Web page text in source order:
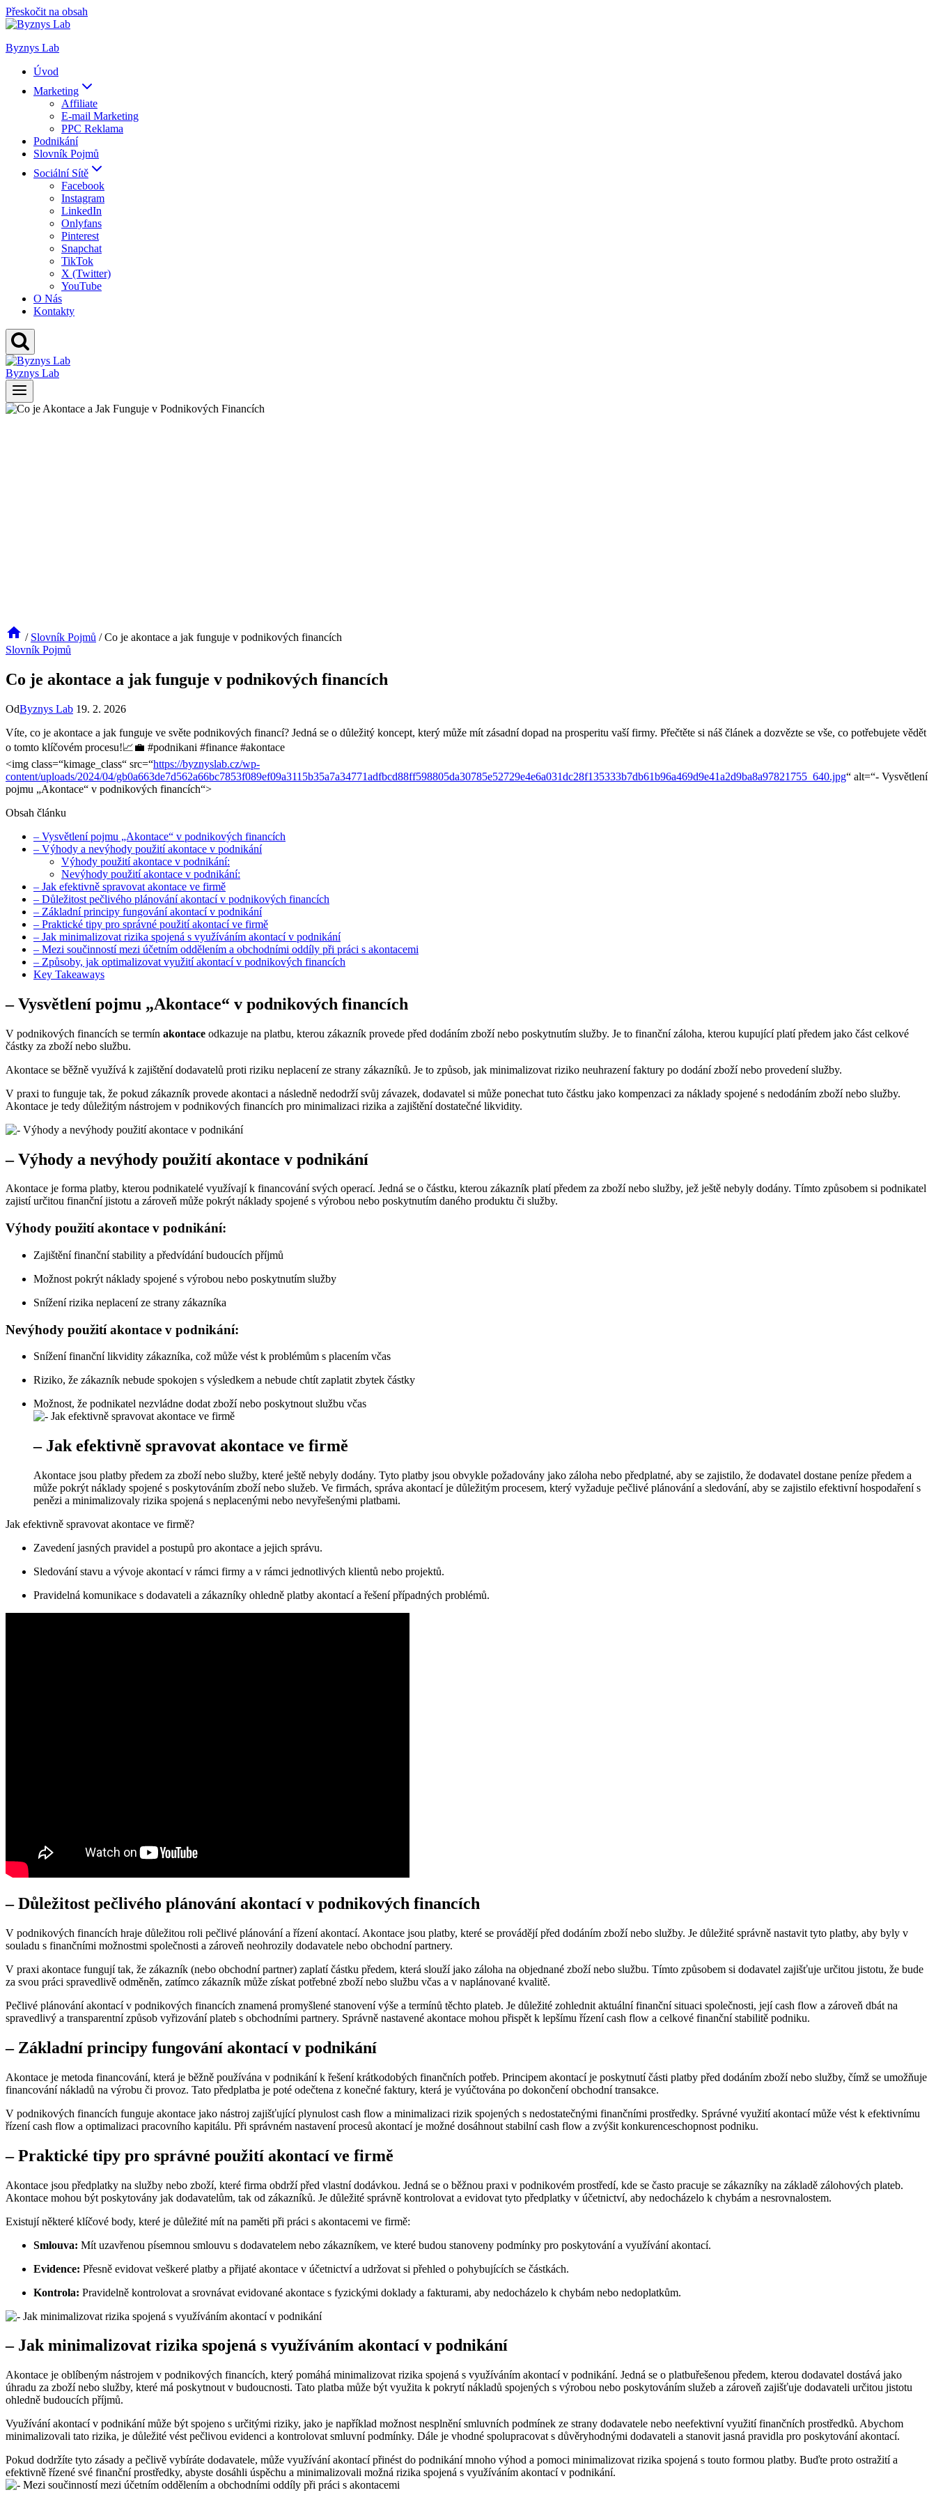
Přeskočit na obsah
Byznys Lab
Úvod
Marketing
Affiliate
E-mail Marketing
PPC Reklama
Podnikání
Slovník Pojmů
Sociální Sítě
Facebook
Instagram
LinkedIn
Onlyfans
Pinterest
Snapchat
TikTok
X (Twitter)
YouTube
O Nás
Kontakty
Byznys Lab
/ Slovník Pojmů / Co je akontace a jak funguje v podnikových financích
Slovník Pojmů
Co je akontace a jak funguje v podnikových financích
OdByznys Lab 19. 2. 2026
Víte, co je akontace a jak funguje ve světe podnikových financí? Jedná se o důležitý koncept, který může mít zásadní dopad na prosperitu vaší firmy. Přečtěte si náš článek a dozvězte se vše, co potřebujete vědět
o tomto klíčovém procesu!📈💼 #podnikani #finance #akontace
<img class=“kimage_class“ src=“https://byznyslab.cz/wp-
content/uploads/2024/04/gb0a663de7d562a66bc7853f089ef09a3115b35a7a34771adfbcd88ff598805da30785e52729e4e6a031dc28f135333b7db61b96a469d9e41a2d9ba8a97821755_640.jpg“ alt=“- Vysvětlení
pojmu „Akontace“ v podnikových financích“>
Obsah článku
– Vysvětlení pojmu „Akontace“ v podnikových financích
– Výhody a nevýhody použití akontace v podnikání
Výhody použití akontace v podnikání:
Nevýhody použití akontace v podnikání:
– Jak efektivně spravovat akontace ve firmě
– Důležitost pečlivého plánování akontací v podnikových financích
– Základní principy fungování akontací v podnikání
– Praktické tipy pro správné použití akontací ve firmě
– Jak minimalizovat rizika spojená s využíváním akontací v podnikání
– Mezi součinností mezi účetním oddělením a obchodními oddíly při práci s akontacemi
– Způsoby, jak optimalizovat využití akontací v podnikových financích
Key Takeaways
– Vysvětlení pojmu „Akontace“ v podnikových financích
V podnikových financích se termín akontace odkazuje na platbu, kterou zákazník provede před dodáním zboží nebo poskytnutím služby. Je to finanční záloha, kterou kupující platí předem jako část celkové
částky za zboží nebo službu.
Akontace se běžně využívá k zajištění dodavatelů proti riziku neplacení ze strany zákazníků. Je to způsob, jak minimalizovat riziko neuhrazení faktury po dodání zboží nebo provedení služby.
V praxi to funguje tak, že pokud zákazník provede akontaci a následně nedodrží svůj závazek, dodavatel si může ponechat tuto částku jako kompenzaci za náklady spojené s nedodáním zboží nebo služby.
Akontace je tedy důležitým nástrojem v podnikových financích pro minimalizaci rizika a zajištění dostatečné likvidity.
– Výhody a nevýhody použití akontace v podnikání
Akontace je forma platby, kterou podnikatelé využívají k financování svých operací. Jedná se o částku, kterou zákazník platí předem za zboží nebo služby, jež ještě nebyly dodány. Tímto způsobem si podnikatel
zajistí určitou finanční jistotu a zároveň může pokrýt náklady spojené s výrobou nebo poskytnutím daného produktu či služby.
Výhody použití akontace v podnikání:
Zajištění finanční stability a předvídání budoucích příjmů
Možnost pokrýt náklady spojené s výrobou nebo poskytnutím služby
Snížení rizika neplacení ze strany zákazníka
Nevýhody použití akontace v podnikání:
Snížení finanční likvidity zákazníka, což může vést k problémům s placením včas
Riziko, že zákazník nebude spokojen s výsledkem a nebude chtít zaplatit zbytek částky
Možnost, že podnikatel nezvládne dodat zboží nebo poskytnout službu včas
– Jak efektivně spravovat akontace ve firmě
Akontace jsou platby předem za zboží nebo služby, které ještě nebyly dodány. Tyto platby jsou obvykle požadovány jako záloha nebo předplatné, aby se zajistilo, že dodavatel dostane peníze předem a
může pokrýt náklady spojené s poskytováním zboží nebo služeb. Ve firmách, správa akontací je důležitým procesem, který vyžaduje pečlivé plánování a sledování, aby se zajistilo efektivní hospodaření s
penězi a minimalizovaly rizika spojená s neplacenými nebo nevyřešenými platbami.
Jak efektivně spravovat akontace ve firmě?
Zavedení jasných pravidel a postupů pro akontace a jejich správu.
Sledování stavu a vývoje akontací v rámci firmy a v rámci jednotlivých klientů nebo projektů.
Pravidelná komunikace s dodavateli a zákazníky ohledně platby akontací a řešení případných problémů.
– Důležitost pečlivého plánování akontací v podnikových financích
V podnikových financích hraje důležitou roli pečlivé plánování a řízení akontací. Akontace jsou platby, které se provádějí před dodáním zboží nebo služby. Je důležité správně nastavit tyto platby, aby byly v
souladu s finančními možnostmi společnosti a zároveň neohrozily dodavatele nebo obchodní partnery.
V praxi akontace fungují tak, že zákazník (nebo obchodní partner) zaplatí částku předem, která slouží jako záloha na objednané zboží nebo službu. Tímto způsobem si dodavatel zajišťuje určitou jistotu, že bude
za svou práci spravedlivě odměněn, zatímco zákazník může získat potřebné zboží nebo službu včas a v naplánované kvalitě.
Pečlivé plánování akontací v podnikových financích znamená promyšlené stanovení výše a termínů těchto plateb. Je důležité zohlednit aktuální finanční situaci společnosti, její cash flow a zároveň dbát na
spravedlivý a transparentní způsob vyřizování plateb s obchodními partnery. Správně nastavené akontace mohou přispět k lepšímu řízení cash flow a celkové finanční stabilitě podniku.
– Základní principy fungování akontací v podnikání
Akontace je metoda financování, která je běžně používána v podnikání k řešení krátkodobých finančních potřeb. Principem akontací je poskytnutí části platby před dodáním zboží nebo služby, čímž se umožňuje
financování nákladů na výrobu či provoz. Tato předplatba je poté odečtena z konečné faktury, která je vyúčtována po dokončení obchodní transakce.
V podnikových financích funguje akontace jako nástroj zajišťující plynulost cash flow a minimalizaci rizik spojených s nedostatečnými finančními prostředky. Správné využití akontací může vést k efektivnímu
řízení cash flow a optimalizaci pracovního kapitálu. Při správném nastavení procesů akontací je možné dosáhnout stabilní cash flow a zvýšit konkurenceschopnost podniku.
– Praktické tipy pro správné použití akontací ve firmě
Akontace jsou předplatky na služby nebo zboží, které firma obdrží před vlastní dodávkou. Jedná se o běžnou praxi v podnikovém prostředí, kde se často pracuje se zákazníky na základě zálohových plateb.
Akontace mohou být poskytovány jak dodavatelům, tak od zákazníků. Je důležité správně kontrolovat a evidovat tyto předplatky v účetnictví, aby nedocházelo k chybám a nesrovnalostem.
Existují některé klíčové body, které je důležité mít na paměti při práci s akontacemi ve firmě:
Smlouva: Mít uzavřenou písemnou smlouvu s dodavatelem nebo zákazníkem, ve které budou stanoveny podmínky pro poskytování a využívání akontací.
Evidence: Přesně evidovat veškeré platby a přijaté akontace v účetnictví a udržovat si přehled o pohybujících se částkách.
Kontrola: Pravidelně kontrolovat a srovnávat evidované akontace s fyzickými doklady a fakturami, aby nedocházelo k chybám nebo nedoplatkům.
– Jak minimalizovat rizika spojená s využíváním akontací v podnikání
Akontace je oblíbeným nástrojem v podnikových financích, který pomáhá minimalizovat rizika spojená s využíváním akontací v podnikání. Jedná se o platbuřešenou předem, kterou dodavatel dostává jako
úhradu za zboží nebo služby, které má poskytnout v budoucnosti. Tato platba může být využita k pokrytí nákladů spojených s výrobou nebo poskytováním služeb a zároveň zajišťuje dodavateli určitou jistotu
ohledně budoucích příjmů.
Využívání akontací v podnikání může být spojeno s určitými riziky, jako je například možnost nesplnění smluvních podmínek ze strany dodavatele nebo neefektivní využití finančních prostředků. Abychom
minimalizovali tato rizika, je důležité vést pečlivou evidenci a kontrolovat smluvní podmínky. Dále je vhodné spolupracovat s důvěryhodnými dodavateli a stanovit jasná pravidla pro poskytování akontací.
Pokud dodržíte tyto zásady a pečlivě vybíráte dodavatele, může využívání akontací přinést do podnikání mnoho výhod a pomoci minimalizovat rizika spojená s touto formou platby. Buďte proto ostražití a
efektivně řízené své finanční prostředky, abyste dosáhli úspěchu a minimalizovali možná rizika spojená s využíváním akontací v podnikání.